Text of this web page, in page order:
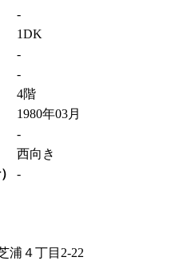
-
1DK
-
-
4階
1980年03月
-
西向き
） -
浦４丁目2-22